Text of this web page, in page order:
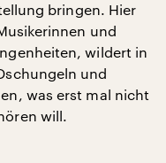
bringen. Hier
und
wildert in
und
was erst mal nicht
will.